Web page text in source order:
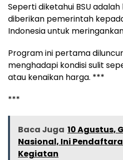
Seperti diketahui BSU
diberikan pemerintah
Indonesia untuk
Program ini pertama
menghadapi kondisi sulit
atau kenaikan harga. ***
***
Baca Juga 10 Agustus,
Nasional, Ini
Kegiatan